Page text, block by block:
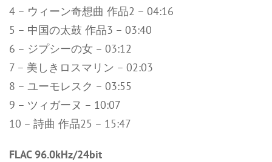
4 – ウィーン奇想曲 作品2 – 04:16
5 – 中国の太鼓 作品3 – 03:40
6 – ジプシーの女 – 03:12
7 – 美しきロスマリン – 02:03
8 – ユーモレスク – 03:55
9 – ツィガーヌ – 10:07
10 – 詩曲 作品25 – 15:47
FLAC 96.0kHz/24bit